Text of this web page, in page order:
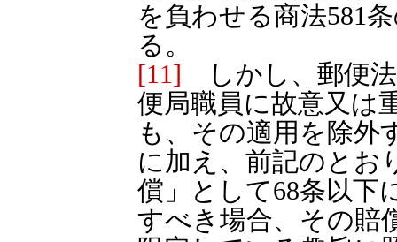
を負わせる商法581
る。
[11] しかし、郵便法
便局職員に故意又は
も、その適用を除外
に加え、前記のとお
償」として68条以下
すべき場合、その賠